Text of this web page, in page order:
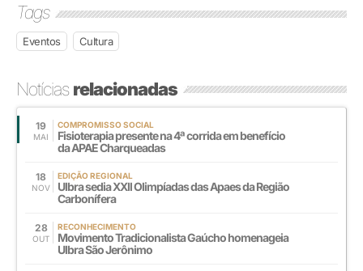
Tags
Eventos Cultura
Notíciasrelacionadas
19
MAI
COMPROMISSO SOCIAL
Fisioterapia presente na 4ª corrida em benefício
da APAE Charqueadas
18
NOV
EDIÇÃO REGIONAL
Ulbra sedia XXll Olimpíadas das Apaes da Região
Carbonífera
28
OUT
RECONHECIMENTO
Movimento Tradicionalista Gaúcho homenageia
Ulbra São Jerônimo